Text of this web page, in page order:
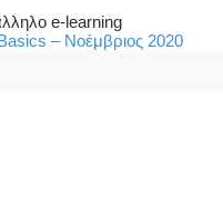
e-learning
– Νοέμβριος 2020